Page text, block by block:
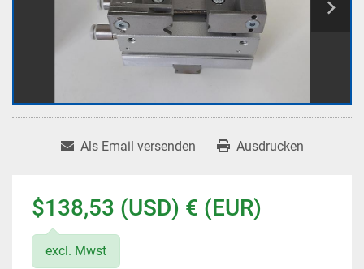
Als Email versenden Ausdrucken
$138,53 (USD) € (EUR)
excl. Mwst